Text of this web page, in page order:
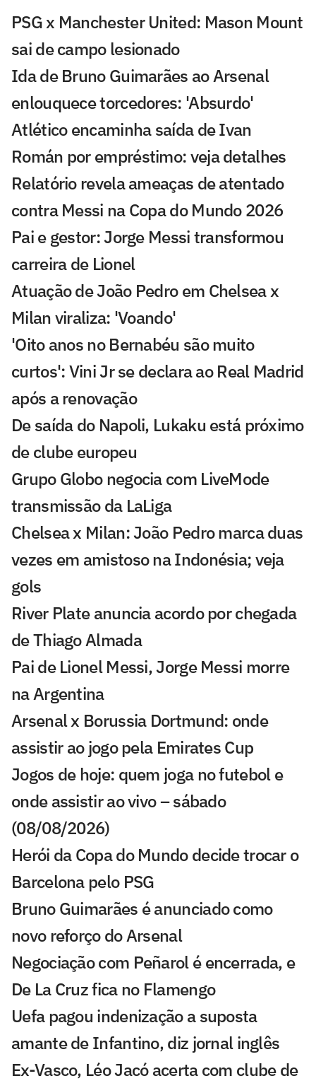
PSG x Manchester United: Mason Mount
sai de campo lesionado
Ida de Bruno Guimarães ao Arsenal
enlouquece torcedores: 'Absurdo'
Atlético encaminha saída de Ivan
Román por empréstimo: veja detalhes
Relatório revela ameaças de atentado
contra Messi na Copa do Mundo 2026
Pai e gestor: Jorge Messi transformou
carreira de Lionel
Atuação de João Pedro em Chelsea x
Milan viraliza: 'Voando'
'Oito anos no Bernabéu são muito
curtos': Vini Jr se declara ao Real Madrid
após a renovação
De saída do Napoli, Lukaku está próximo
de clube europeu
Grupo Globo negocia com LiveMode
transmissão da LaLiga
Chelsea x Milan: João Pedro marca duas
vezes em amistoso na Indonésia; veja
gols
River Plate anuncia acordo por chegada
de Thiago Almada
Pai de Lionel Messi, Jorge Messi morre
na Argentina
Arsenal x Borussia Dortmund: onde
assistir ao jogo pela Emirates Cup
Jogos de hoje: quem joga no futebol e
onde assistir ao vivo – sábado
(08/08/2026)
Herói da Copa do Mundo decide trocar o
Barcelona pelo PSG
Bruno Guimarães é anunciado como
novo reforço do Arsenal
Negociação com Peñarol é encerrada, e
De La Cruz fica no Flamengo
Uefa pagou indenização a suposta
amante de Infantino, diz jornal inglês
Ex-Vasco, Léo Jacó acerta com clube de